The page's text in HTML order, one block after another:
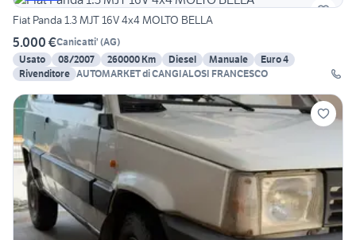
Fiat Panda 1.3 MJT 16V 4x4 MOLTO BELLA
5.000 €Canicatti' (AG)
Usato
08/2007 260000 Km Diesel Manuale
Euro 4
Rivenditore AUTOMARKET di CANGIALOSI FRANCESCO